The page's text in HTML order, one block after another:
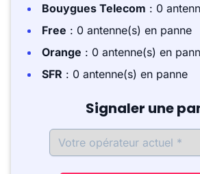
Bouygues Telecom : 0
Free : 0 antenne(s) en panne
Orange : 0 antenne(s) en
SFR : 0 antenne(s) en panne
Signaler une